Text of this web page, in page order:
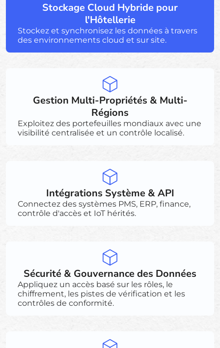
Stockage Cloud Hybride pour
l'Hôtellerie
Stockez et synchronisez les données à travers
des environnements cloud et sur site.
Gestion Multi-Propriétés & Multi-
Régions
Exploitez des portefeuilles mondiaux avec une
visibilité centralisée et un contrôle localisé.
Intégrations Système & API
Connectez des systèmes PMS, ERP, finance,
contrôle d'accès et IoT hérités.
Sécurité & Gouvernance des Données
Appliquez un accès basé sur les rôles, le
chiffrement, les pistes de vérification et les
contrôles de conformité.